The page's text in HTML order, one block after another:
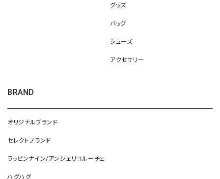
グッズ
バッグ
シューズ
アクセサリー
BRAND
オリジナルブランド
セレクトブランド
ラッピンナイン/アンジェリコルーチェ
ハグハグ